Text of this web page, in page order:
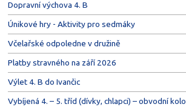
Dopravní výchova 4. B
Únikové hry - Aktivity pro sedmáky
Včelařské odpoledne v družině
Platby stravného na září 2026
Výlet 4. B do Ivančic
Vybíjená 4. – 5. tříd (dívky, chlapci) – obvodní kolo